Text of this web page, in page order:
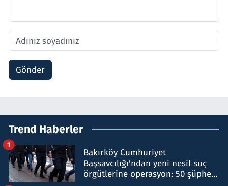
Gönder
Trend Haberler
Bakırköy Cumhuriyet
Başsavcılığı'ndan yeni nesil suç
örgütlerine operasyon: 50 şüpheli
1